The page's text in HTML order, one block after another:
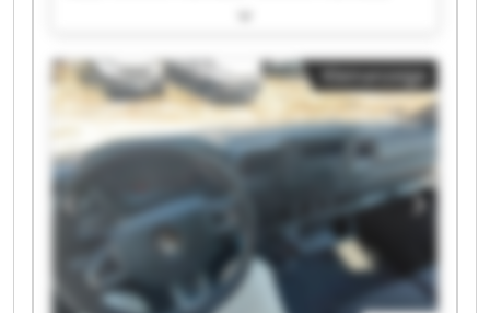
Technik Prod-Masz Technik Prod-Masz Technik
Masz Technik Prod-Masz Technik Prod-Masz
Technik Prod-Masz Technik Prod-Masz Technik
Prod-Masz Technik Prod-Masz Technik Prod-
Masz Technik Prod-Masz Technik Prod-Masz
Technik Prod-Masz Technik
Kleinanzeige